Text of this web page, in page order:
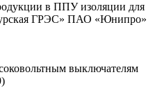
в ППУ изоляции для
ГРЭС» ПАО «Юнипро»
выключателям